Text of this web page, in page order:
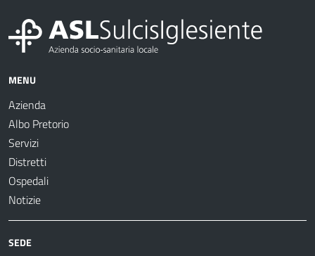
MENU
Azienda
Albo Pretorio
Servizi
Distretti
Ospedali
Notizie
SEDE